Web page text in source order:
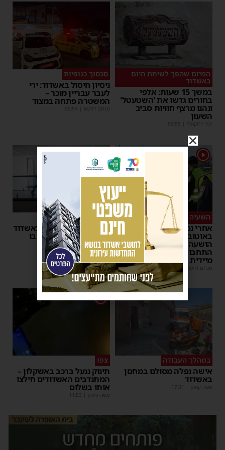
המיזם שהפך לשיחת היום
באשדוד
במשך 15 שעות: אלפי
בחורים גדשו את 'השטעטל'
ונהנו מרצף חוויות סביב
השעון
יוסי יחזקאלי 06:59
סכסוך כנופיות
ניסיון חיסול באשדוד: ירי
לעבר עבריין מוכר –
המשטרה פתחה במצוד
מנחם דויטש 06:54
1
השעיה מיידית
אחרי נסיעת האימים
באוטובוס מאשדוד: הנהג
הושעה מתפקידו – משרד
התחבורה הורה על בדיקה
מיידית
מנחם דויטש |
ליבו שב לפעום
אדם התמוטט בביתו באשדוד
– כוחות ההצלה ביצעו בו
פעולות החייאה
מנחם דויטש |
17:35
במהלך העבודה
אישה נפלה מסולם במחסן
באשדוד
משה קאהן 17:31
1
צפו
תינוק ננעל ברכב באשקלון –
המתנדבים האשדודים חילצו
אותו בשלום
משה קאהן 11:53
פרסומת